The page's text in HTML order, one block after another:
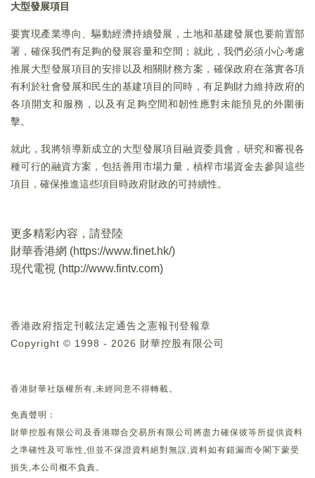
大型發展項目
要實現產業導向、驅動經濟持續發展，土地和基建發展也要前置部
署，確保我們有足夠的發展容量和空間；就此，我們必須小心考慮
推展大型發展項目的安排以及相關財務方案，確保政府在落實各項
有利於社會發展和民生的基建項目的同時，有足夠財力維持政府的
各項開支和服務，以及有足夠空間和韌性應對未能預見的外圍衝
擊。
就此，我將領導新成立的大型發展項目融資委員會，研究和審視各
種可行的融資方案，包括善用市場力量，槓桿市場資金去參與這些
項目，確保推進這些項目時政府財政的可持續性。
更多精彩內容，請登陸
財華香港網 (https://www.finet.hk/)
現代電視 (http://www.fintv.com)
香港政府指定刊載法定通告之憲報刊登報章
Copyright © 1998 - 2026 財華控股有限公司
香港財華社版權所有,未經同意不得轉載。
免責聲明：
財華控股有限公司及香港聯合交易所有限公司將盡力確保彼等所提供資料
之準確性及可靠性,但並不保證資料絕對無誤,資料如有錯漏而令閣下蒙受
損失,本公司概不負責。